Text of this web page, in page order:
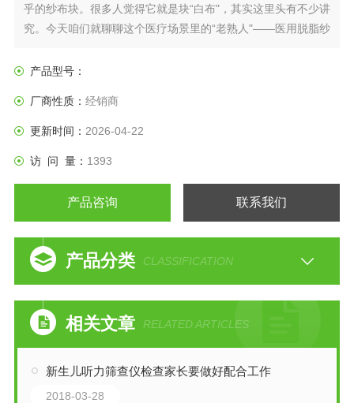
乎的纱布块。很多人觉得它就是块“白布"，其实这里头有不少讲
究。今天咱们就聊聊这个医疗场景里的“老熟人"——医用脱脂纱
产品型号：
厂商性质： 经销商
更新时间： 2026-04-22
访 问 量： 1393
产品咨询 联系我们
产品分类 CLASSIFICATION
相关文章 RELATED ARTICLES
新生儿听力筛查仪检查家长要做好配合工作
2018-03-28